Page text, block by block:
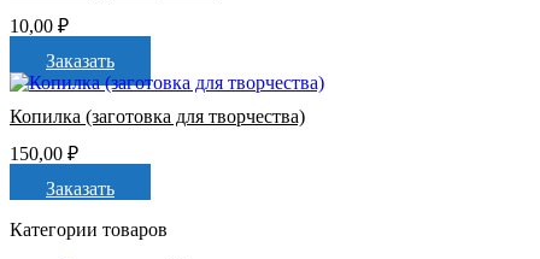
10,00 ₽
Заказать
Копилка (заготовка для творчества)
150,00 ₽
Заказать
Категории товаров